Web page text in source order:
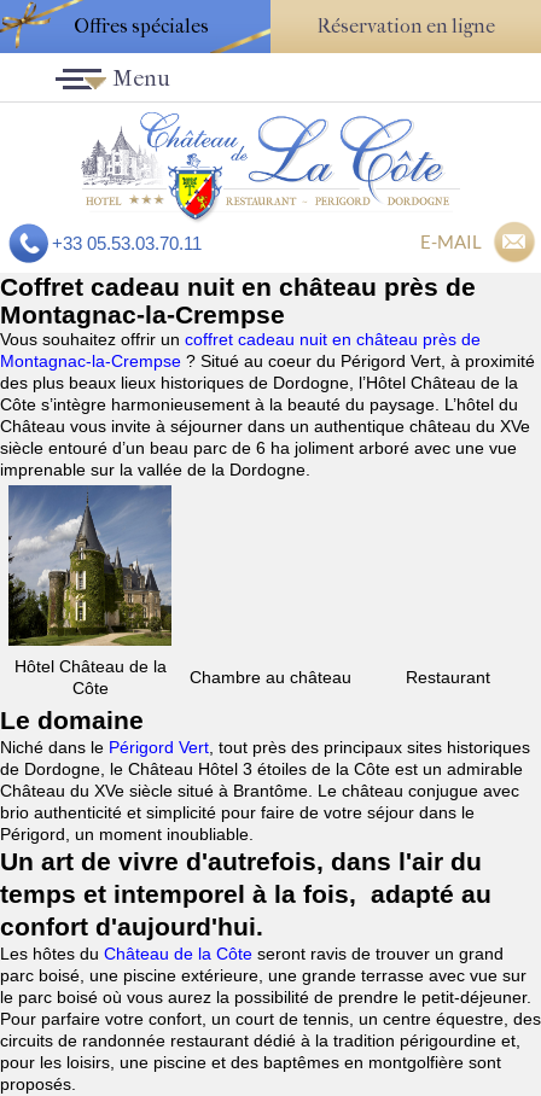
Offres spéciales Réservation en ligne
+33 05.53.03.70.11 E-MAIL
Menu
Coffret cadeau nuit en château près de
Montagnac-la-Crempse
Vous souhaitez offrir un coffret cadeau nuit en château près de
Montagnac-la-Crempse ? Situé au coeur du Périgord Vert, à proximité
des plus beaux lieux historiques de Dordogne, l’Hôtel Château de la
Côte s’intègre harmonieusement à la beauté du paysage. L’hôtel du
Château vous invite à séjourner dans un authentique château du XVe
siècle entouré d’un beau parc de 6 ha joliment arboré avec une vue
imprenable sur la vallée de la Dordogne.
Hôtel Château de la
Côte
Chambre au château Restaurant
Le domaine
Niché dans le Périgord Vert , tout près des principaux sites historiques
de Dordogne, le Château Hôtel 3 étoiles de la Côte est un admirable
Château du XVe siècle situé à Brantôme. Le château conjugue avec
brio authenticité et simplicité pour faire de votre séjour dans le
Périgord, un moment inoubliable.
Un art de vivre d'autrefois, dans l'air du
temps et intemporel à la fois, adapté au
confort d'aujourd'hui.
Les hôtes du Château de la Côte seront ravis de trouver un grand
parc boisé, une piscine extérieure, une grande terrasse avec vue sur
le parc boisé où vous aurez la possibilité de prendre le petit-déjeuner.
Pour parfaire votre confort, un court de tennis, un centre équestre, des
circuits de randonnée restaurant dédié à la tradition périgourdine et,
pour les loisirs, une piscine et des baptêmes en montgolfière sont
proposés.